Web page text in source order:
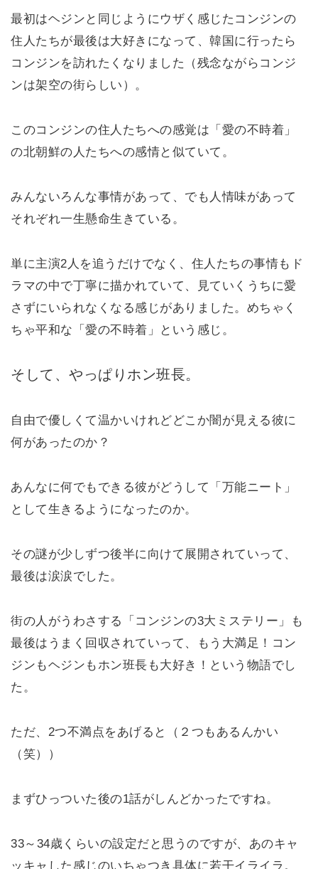
最初はヘジンと同じようにウザく感じたコンジンの
住人たちが最後は大好きになって、韓国に行ったら
コンジンを訪れたくなりました（残念ながらコンジ
ンは架空の街らしい）。
このコンジンの住人たちへの感覚は「愛の不時着」
の北朝鮮の人たちへの感情と似ていて。
みんないろんな事情があって、でも人情味があって
それぞれ一生懸命生きている。
単に主演2人を追うだけでなく、住人たちの事情もド
ラマの中で丁寧に描かれていて、見ていくうちに愛
さずにいられなくなる感じがありました。めちゃく
ちゃ平和な「愛の不時着」という感じ。
そして、やっぱりホン班長。
自由で優しくて温かいけれどどこか闇が見える彼に
何があったのか？
あんなに何でもできる彼がどうして「万能ニート」
として生きるようになったのか。
その謎が少しずつ後半に向けて展開されていって、
最後は涙涙でした。
街の人がうわさする「コンジンの3大ミステリー」も
最後はうまく回収されていって、もう大満足！コン
ジンもヘジンもホン班長も大好き！という物語でし
た。
ただ、2つ不満点をあげると（２つもあるんかい
（笑））
まずひっついた後の1話がしんどかったですね。
33～34歳くらいの設定だと思うのですが、あのキャ
ッキャした感じのいちゃつき具体に若干イライラ。